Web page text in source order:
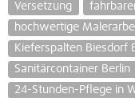
Versetzung
hochwertige
Kieferspalten Biesdorf
Sanitärcontainer Berlin
24-Stunden-Pflege in